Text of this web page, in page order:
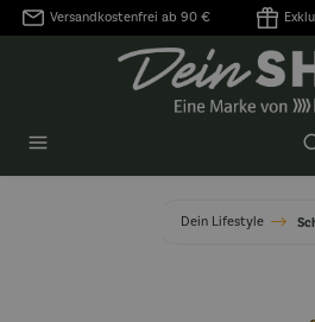
springen
Versandkostenfrei ab 90 €
Dein Lifestyle